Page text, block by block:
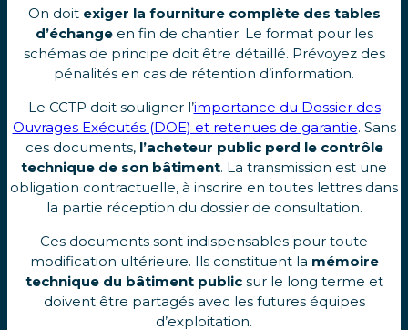
On doit exiger la fourniture complète des tables
d’échangeen fin de chantier. Le format pour les
schémas de principe doit être détaillé. Prévoyez des
pénalités en cas de rétention d’information.
Le CCTP doit souligner l’importance du Dossier des
Ouvrages Exécutés (DOE) et retenues de garantie. Sans
ces documents, l’acheteur public perd le contrôle
technique de son bâtiment. La transmission est une
obligation contractuelle, à inscrire en toutes lettres dans
la partie réception du dossier de consultation.
Ces documents sont indispensables pour toute
modification ultérieure. Ils constituent la mémoire
technique du bâtiment publicsur le long terme et
doivent être partagés avec les futures équipes
d’exploitation.